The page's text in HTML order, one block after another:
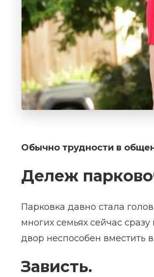
Обычно трудности в
Дележ
Парковка давно стала
многих семьях сейчас
двор неспособен вместить
Зависть.